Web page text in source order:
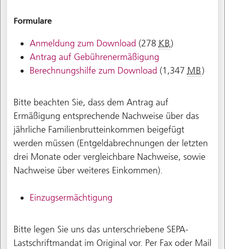
Formulare
Anmeldung zum Download (278 KB)
Antrag auf Gebührenermäßigung
Berechnungshilfe zum Download (1,347 MB)
Bitte beachten Sie, dass dem Antrag auf
Ermäßigung entsprechende Nachweise über das
jährliche Familienbrutteinkommen beigefügt
werden müssen (Entgeldabrechnungen der letzten
drei Monate oder vergleichbare Nachweise, sowie
Nachweise über weiteres Einkommen).
Einzugsermächtigung
Bitte legen Sie uns das unterschriebene SEPA-
Lastschriftmandat im Original vor. Per Fax oder Mail